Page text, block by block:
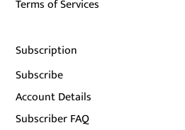
Terms of Services
Subscription
Subscribe
Account Details
Subscriber FAQ